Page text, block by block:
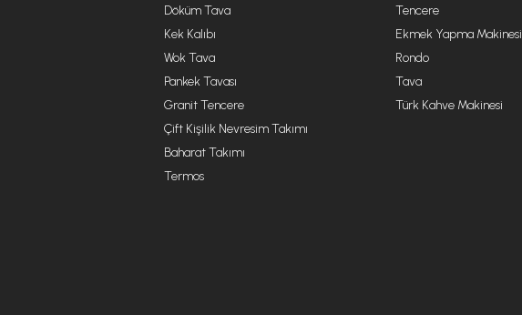
Döküm Tava
Kek Kalıbı
Wok Tava
Pankek Tavası
Granit Tencere
Çift Kişilik Nevresim Takımı
Baharat Takımı
Termos
Tencere
Ekmek Yapma Makinesi
Rondo
Tava
Türk Kahve Makinesi